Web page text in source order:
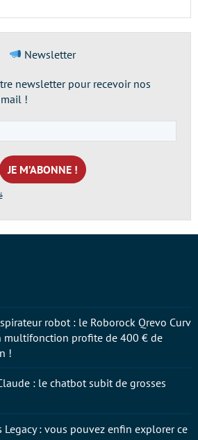
Newsletter
newsletter pour recevoir nos
!
e-
mail
*
robot : le Roborock Qrevo Curv
multifonction profite de 400 € de
!
: le chatbot subit de grosses
Legacy : vous pouvez enfin explorer ce